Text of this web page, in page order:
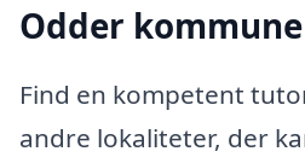
Odder kommune
Find en kompetent
andre lokaliteter, der